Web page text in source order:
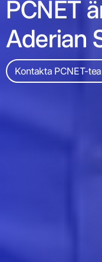
PCNET
Aderian
Kontakta PCNET-